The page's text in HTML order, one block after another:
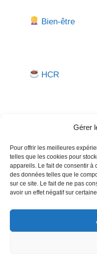
Gérer
Pour offrir les meilleures
telles que les cookies pour
appareils. Le fait de consentir à
des données telles que le
sur ce site. Le fait de ne pas
avoir un effet négatif sur
Bien-être
HCR
Besoin d'aide pour
Un expert vous répond.
Nous contacter →